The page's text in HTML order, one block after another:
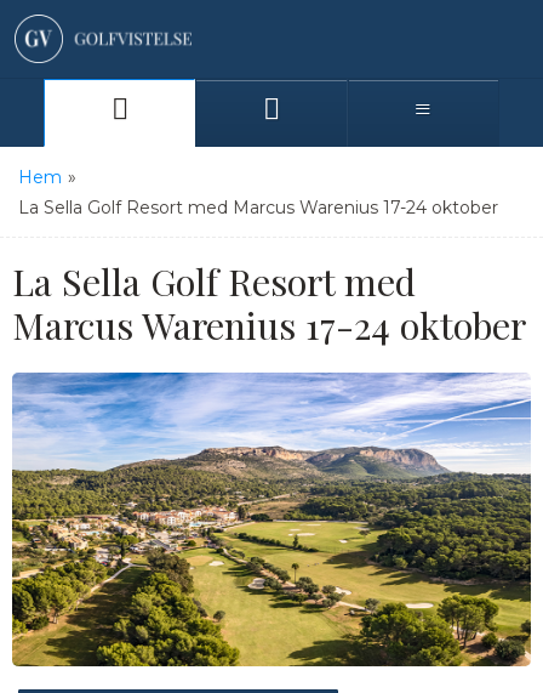
Hem »
La Sella Golf Resort med Marcus Warenius 17-24 oktober
La Sella Golf Resort med
Marcus Warenius 17-24 oktober